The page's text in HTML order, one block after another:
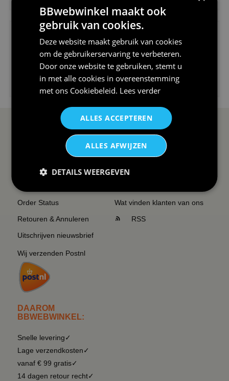
€24,95
I love korfbal t-shirt sport s...
SERVICE EN INFO
Veel gestelde vragen
Order Status
Retouren & Annuleren
Uitschrijven nieuwsbrief
Wij verzenden Postnl
DAAROM
BBWEBWINKEL:
Snelle levering✓
Lage verzendkosten✓
vanaf € 99 gratis✓
14 dagen retour recht✓
OVERZICHT
Overzicht thema's
Wat vinden klanten van ons
RSS
BBwebwinkel maakt ook
gebruik van cookies.
Deze website maakt gebruik van cookies
om de gebruikerservaring te verbeteren.
Door onze website te gebruiken, stemt u
in met alle cookies in overeenstemming
met ons Cookiebeleid. Lees verder
ALLES ACCEPTEREN
ALLES AFWIJZEN
DETAILS WEERGEVEN